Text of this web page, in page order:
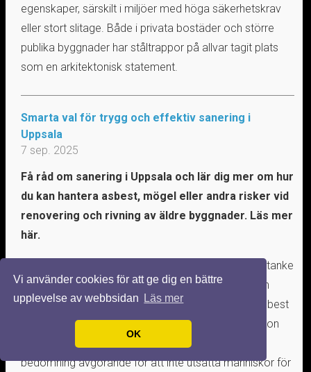
Vi använder cookies för att ge dig en bättre
upplevelse av webbsidan
Läs mer
OK
egenskaper, särskilt i miljöer med höga säkerhetskrav
eller stort slitage. Både i privata bostäder och större
publika byggnader har ståltrappor på allvar tagit plats
som en arkitektonisk statement.
Smarta val för trygg och effektiv sanering i
Uppsala
7 sep. 2025
Få råd om sanering i Uppsala och lär dig mer om hur
du kan hantera asbest, mögel eller andra risker vid
renovering och rivning av äldre byggnader. Läs mer
här.
Hanteringen av farliga material kräver mycket eftertanke
och försiktighet vid sanering. I äldre byggnader från
1900-talets mitt kan ohälsosamma ämnen som asbest
gömma sig i väggar, golv och tak. När ombyggnation
eller rivning planeras blir provtagning och noggrann
bedömning avgörande för att inte utsätta människor för